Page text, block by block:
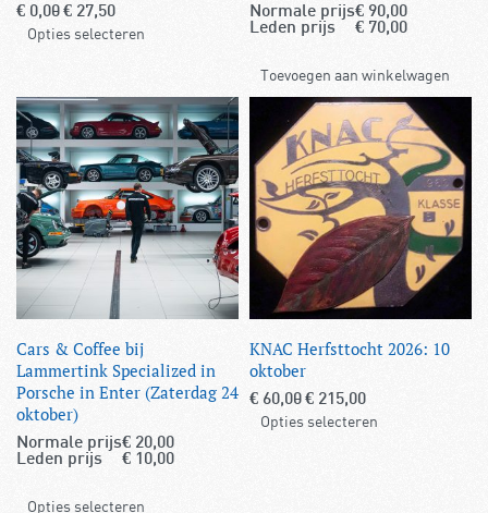
€ 0,00 € 27,50
Opties selecteren
Normale prijs€ 90,00
Leden prijs
€ 70,00
Toevoegen aan winkelwagen
Cars & Coffee bij
Lammertink Specialized in
Porsche in Enter (Zaterdag 24
oktober)
Normale prijs€ 20,00
Leden prijs
€ 10,00
Opties selecteren
KNAC Herfsttocht 2026: 10
oktober
€ 60,00 € 215,00
Opties selecteren